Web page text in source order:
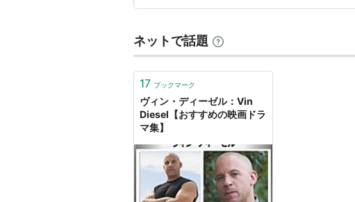
ネットで話題
17 ブックマーク
ヴィン・ディーゼル：Vin
Diesel【おすすめの映画ドラ
マ集】